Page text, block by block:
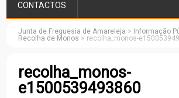
CONTACTOS
Junta de Freguesia de Amareleja > Informação
Recolha de Monos > recolha_monos-
recolha_monos-
e1500539493860